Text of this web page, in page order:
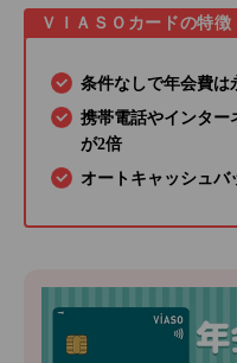
ＶＩＡＳＯカードの特徴
条件なしで年会費は
携帯電話やインター
が2倍
オートキャッシュバ